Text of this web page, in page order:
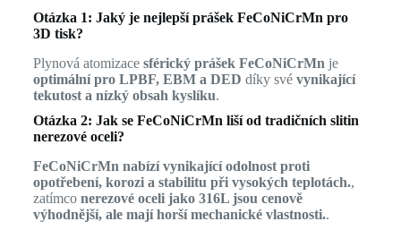
Otázka 1: Jaký je nejlepší prášek FeCoNiCrMn pro
3D tisk?
Plynová atomizace sférický prášek FeCoNiCrMn je
optimální pro LPBF, EBM a DED díky své vynikající
tekutost a nízký obsah kyslíku.
Otázka 2: Jak se FeCoNiCrMn liší od tradičních slitin
nerezové oceli?
FeCoNiCrMn nabízí vynikající odolnost proti
opotřebení, korozi a stabilitu při vysokých teplotách.,
zatímco nerezové oceli jako 316L jsou cenově
výhodnější, ale mají horší mechanické vlastnosti..